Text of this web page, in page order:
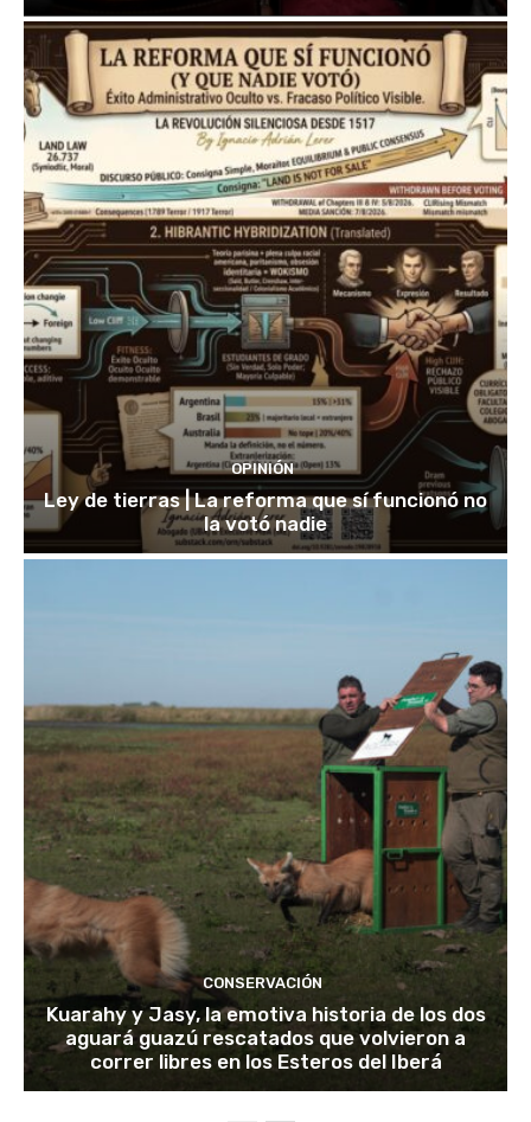
OPINIÓN
Ley de tierras | La reforma que sí funcionó no
la votó nadie
CONSERVACIÓN
Kuarahy y Jasy, la emotiva historia de los dos
aguará guazú rescatados que volvieron a
correr libres en los Esteros del Iberá